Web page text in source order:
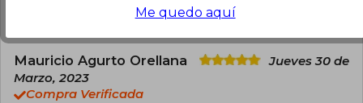
Esta opinión es útil 0
Mauricio Agurto Orellana
Jueves 30 de
Marzo, 2023
Compra Verificada
Me quedo aquí